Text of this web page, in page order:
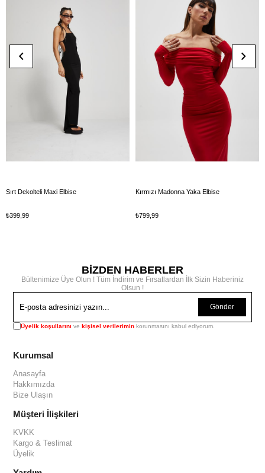
Sırt Dekolteli Maxi Elbise
₺399,99
Kırmızı Madonna Yaka Elbise
₺799,99
BİZDEN HABERLER
Bültenimize Üye Olun ! Tüm İndirim ve Fırsatlardan İlk Sizin Haberiniz
Olsun !
Gönder
Üyelik koşullarını vekişisel verilerimin korunmasını kabul ediyorum.
Kurumsal
Anasayfa
Hakkımızda
Bize Ulaşın
Müşteri İlişkileri
KVKK
Kargo & Teslimat
Üyelik